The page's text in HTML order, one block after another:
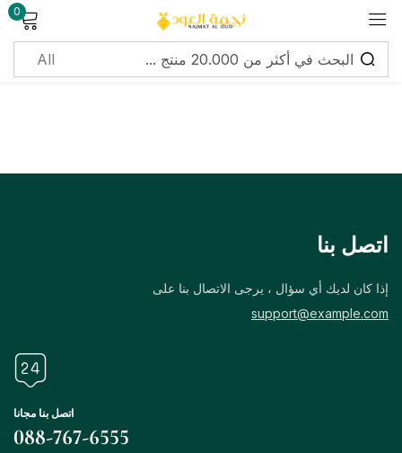
0
اتصل بنا
إذا كان لديك أي سؤال ، يرجى الاتصال بنا على
support@example.com
اتصل بنا مجانا
088-767-6555
Sign in
Create an account